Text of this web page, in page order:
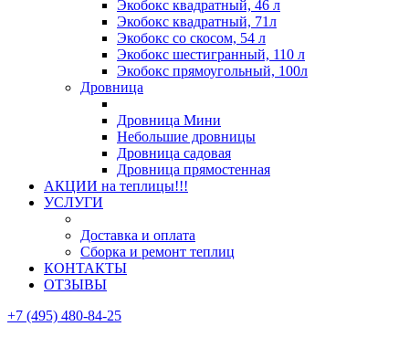
Экобокс квадратный, 46 л
Экобокс квадратный, 71л
Экобокс со скосом, 54 л
Экобокс шестигранный, 110 л
Экобокс прямоугольный, 100л
Дровница
Дровница Мини
Небольшие дровницы
Дровница садовая
Дровница прямостенная
АКЦИИ на теплицы!!!
УСЛУГИ
Доставка и оплата
Сборка и ремонт теплиц
КОНТАКТЫ
ОТЗЫВЫ
+7 (495) 480-84-25